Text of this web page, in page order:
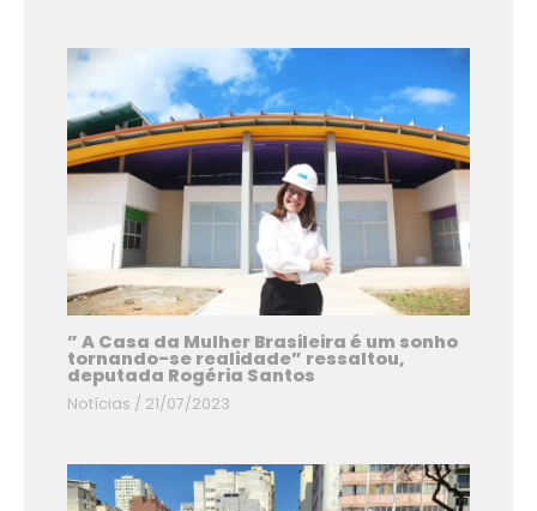
” A Casa da Mulher Brasileira é um sonho
tornando-se realidade” ressaltou,
deputada Rogéria Santos
Notícias / 21/07/2023